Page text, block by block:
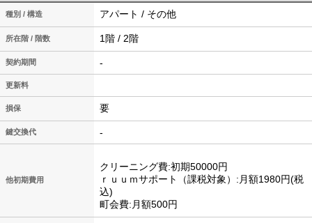
種別 / 構造 アパート / その他
所在階 / 階数 1階 / 2階
契約期間 -
更新料
損保 要
鍵交換代 -
他初期費用
クリーニング費:初期50000円
ｒｕｕｍサポート（課税対象）:月額1980円(税
込)
町会費:月額500円